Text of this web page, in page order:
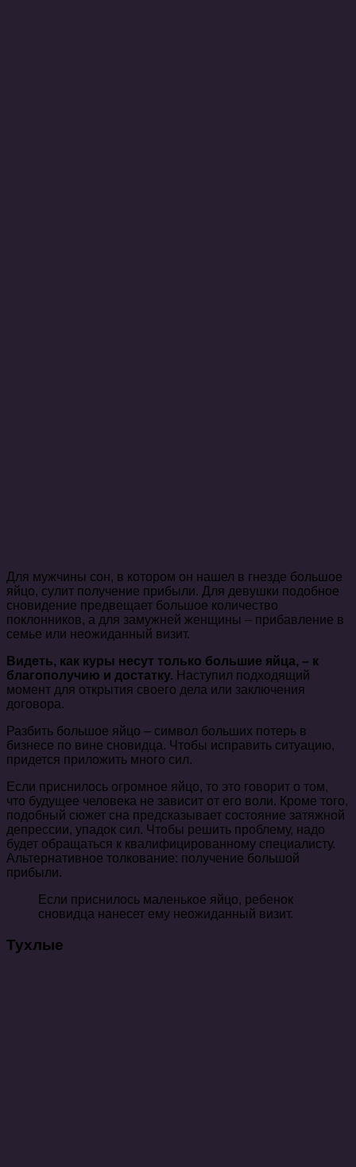
Для мужчины сон, в котором он нашел в гнезде большое
яйцо, сулит получение прибыли. Для девушки подобное
сновидение предвещает большое количество
поклонников, а для замужней женщины – прибавление в
семье или неожиданный визит.
Видеть, как куры несут только большие яйца, – к
благополучию и достатку. Наступил подходящий
момент для открытия своего дела или заключения
договора.
Разбить большое яйцо – символ больших потерь в
бизнесе по вине сновидца. Чтобы исправить ситуацию,
придется приложить много сил.
Если приснилось огромное яйцо, то это говорит о том,
что будущее человека не зависит от его воли. Кроме того,
подобный сюжет сна предсказывает состояние затяжной
депрессии, упадок сил. Чтобы решить проблему, надо
будет обращаться к квалифицированному специалисту.
Альтернативное толкование: получение большой
прибыли.
Если приснилось маленькое яйцо, ребенок
сновидца нанесет ему неожиданный визит.
Тухлые